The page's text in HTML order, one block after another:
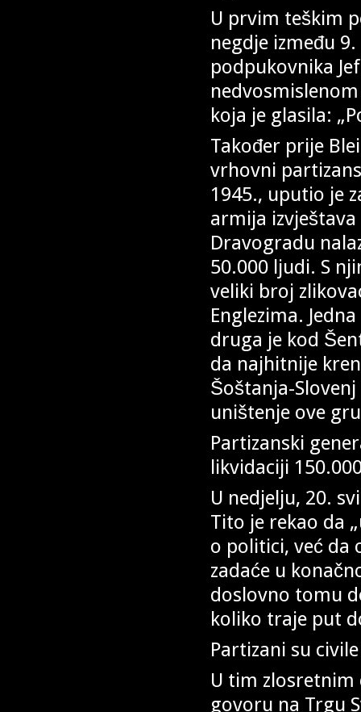
U prvim teškim
negdje između
podpukovnika
koja je glasila:
Također prije
vrhovni
1945., uputio je
armija
Dravogradu
50.000 ljudi. S
veliki broj
Englezima.
druga je kod
da najhitnije
Šoštanja-
uništenje ove
Partizanski
likvidaciji
U nedjelju, 20.
Tito je rekao da
o politici, već da
zadaće u
doslovno tomu
koliko traje put
Partizani su
U tim zlosretnim
govoru na Trgu